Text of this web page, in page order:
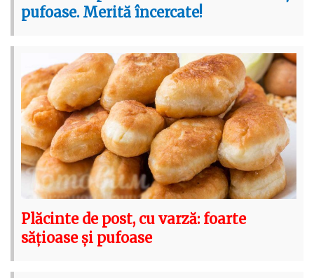
pufoase. Merită încercate!
Plăcinte de post, cu varză: foarte
sățioase și pufoase